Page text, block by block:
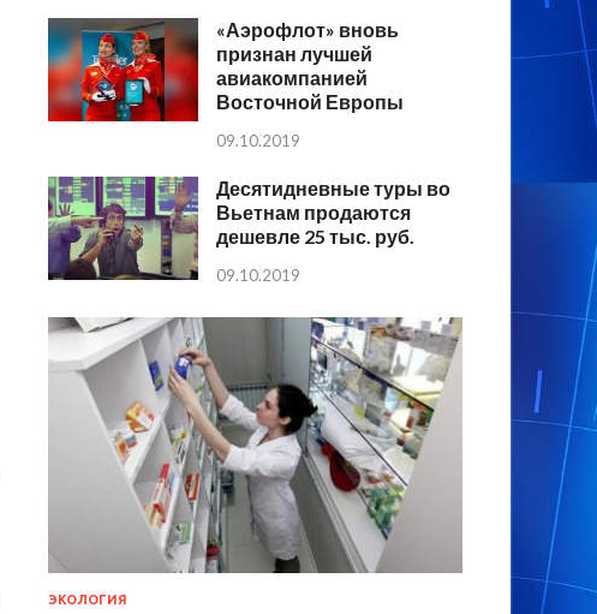
«Аэрофлот» вновь
признан лучшей
авиакомпанией
Восточной Европы
09.10.2019
Десятидневные туры во
Вьетнам продаются
дешевле 25 тыс. руб.
09.10.2019
ЭКОЛОГИЯ